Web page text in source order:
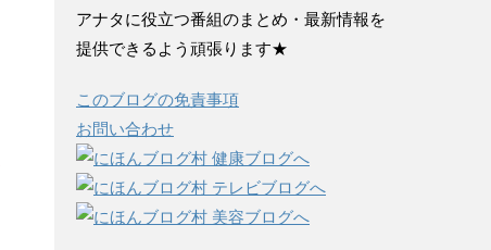
アナタに役立つ番組のまとめ・最新情報を
提供できるよう頑張ります★
このブログの免責事項
お問い合わせ